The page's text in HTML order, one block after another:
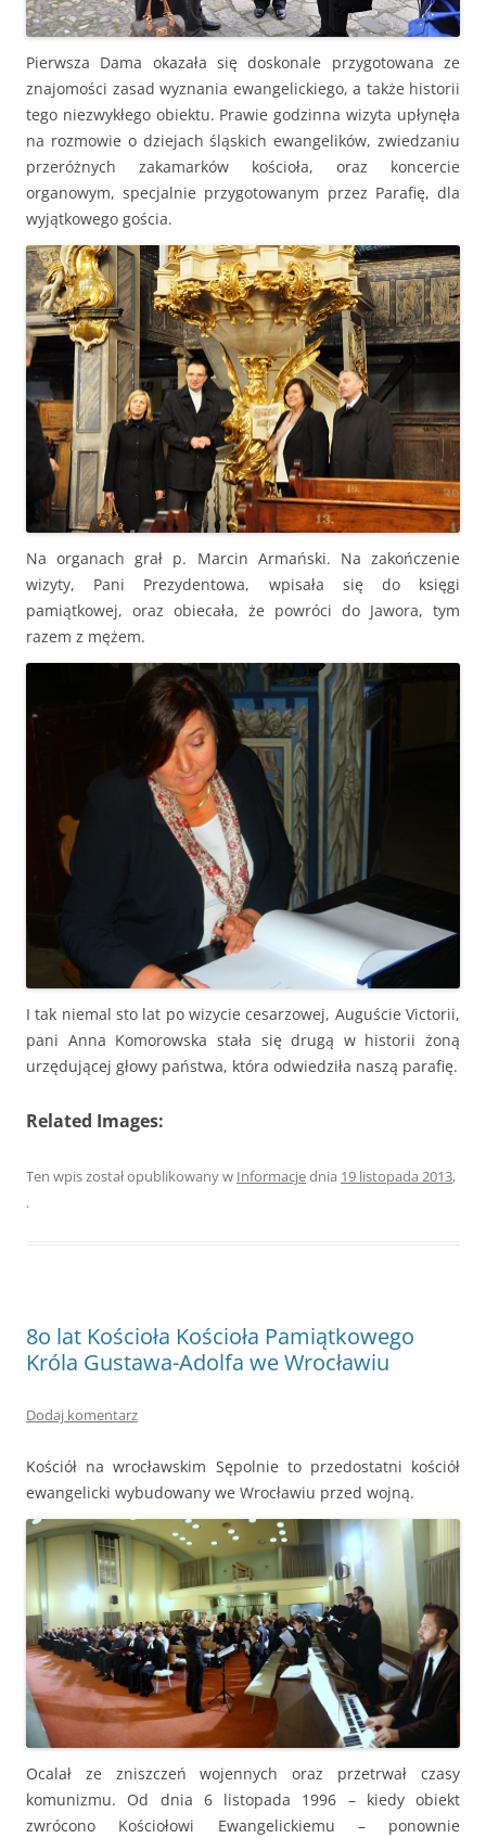
Pierwsza Dama okazała się doskonale przygotowana ze
znajomości zasad wyznania ewangelickiego, a także historii
tego niezwykłego obiektu. Prawie godzinna wizyta upłynęła
na rozmowie o dziejach śląskich ewangelików, zwiedzaniu
przeróżnych zakamarków kościoła, oraz koncercie
organowym, specjalnie przygotowanym przez Parafię, dla
wyjątkowego gościa.
Na organach grał p. Marcin Armański. Na zakończenie
wizyty, Pani Prezydentowa, wpisała się do księgi
pamiątkowej, oraz obiecała, że powróci do Jawora, tym
razem z mężem.
I tak niemal sto lat po wizycie cesarzowej, Auguście Victorii,
pani Anna Komorowska stała się drugą w historii żoną
urzędującej głowy państwa, która odwiedziła naszą parafię.
Related Images:
Ten wpis został opublikowany w Informacjednia 19 listopada 2013,
.
8o lat Kościoła Kościoła Pamiątkowego
Króla Gustawa-Adolfa we Wrocławiu
Dodaj komentarz
Kościół na wrocławskim Sępolnie to przedostatni kościół
ewangelicki wybudowany we Wrocławiu przed wojną.
Ocalał ze zniszczeń wojennych oraz przetrwał czasy
komunizmu. Od dnia 6 listopada 1996 – kiedy obiekt
zwrócono Kościołowi Ewangelickiemu – ponownie